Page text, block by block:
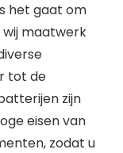
het gaat om
maatwerk
tot de
zijn
eisen van
zodat u